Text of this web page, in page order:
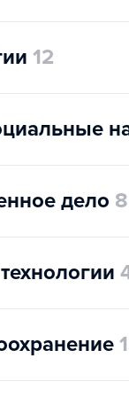
12
дело 8